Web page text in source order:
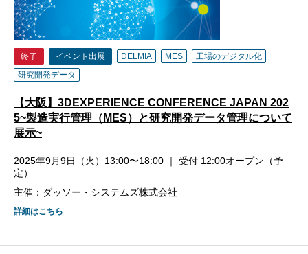
終了 イベント出展 DELMIA MES
工場のデジタル化
研究開発データ
【大阪】3DEXPERIENCE CONFERENCE JAPAN 202
5~製造実行管理（MES）と研究開発データ管理について
展示~
2025年9月9日（火）13:00〜18:00 ｜ 受付 12:00オープン（予
定）
主催：ダッソー・システムズ株式会社
詳細はこちら